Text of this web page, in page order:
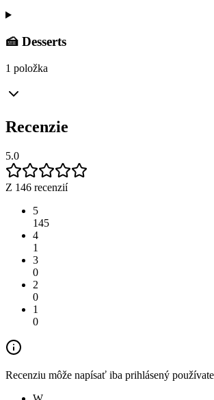
🍰 Desserts
1 položka
Recenzie
5.0
Z 146 recenzií
5
145
4
1
3
0
2
0
1
0
Recenziu môže napísať iba prihlásený